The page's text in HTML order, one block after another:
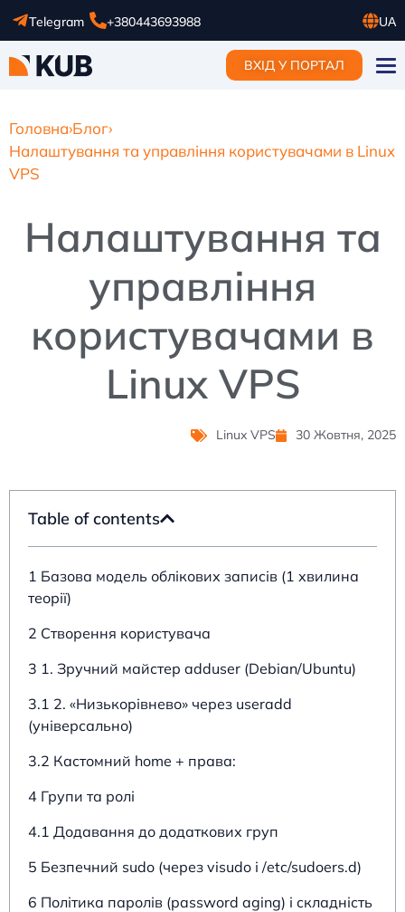
Telegram +380443693988
UA
RU
EN
ВХІД У ПОРТАЛ
Головна›Блог›
Налаштування та управління користувачами в Linux
VPS
Налаштування та
управління
користувачами в
Linux VPS
Linux VPS 30 Жовтня, 2025
Table of contents
1 Базова модель облікових записів (1 хвилина
теорії)
2 Створення користувача
3 1. Зручний майстер adduser (Debian/Ubuntu)
3.1 2. «Низькорівнево» через useradd
(універсально)
3.2 Кастомний home + права:
4 Групи та ролі
4.1 Додавання до додаткових груп
5 Безпечний sudo (через visudo і /etc/sudoers.d)
6 Політика паролів (password aging) і складність